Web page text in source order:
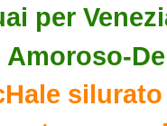
per
Amoroso-